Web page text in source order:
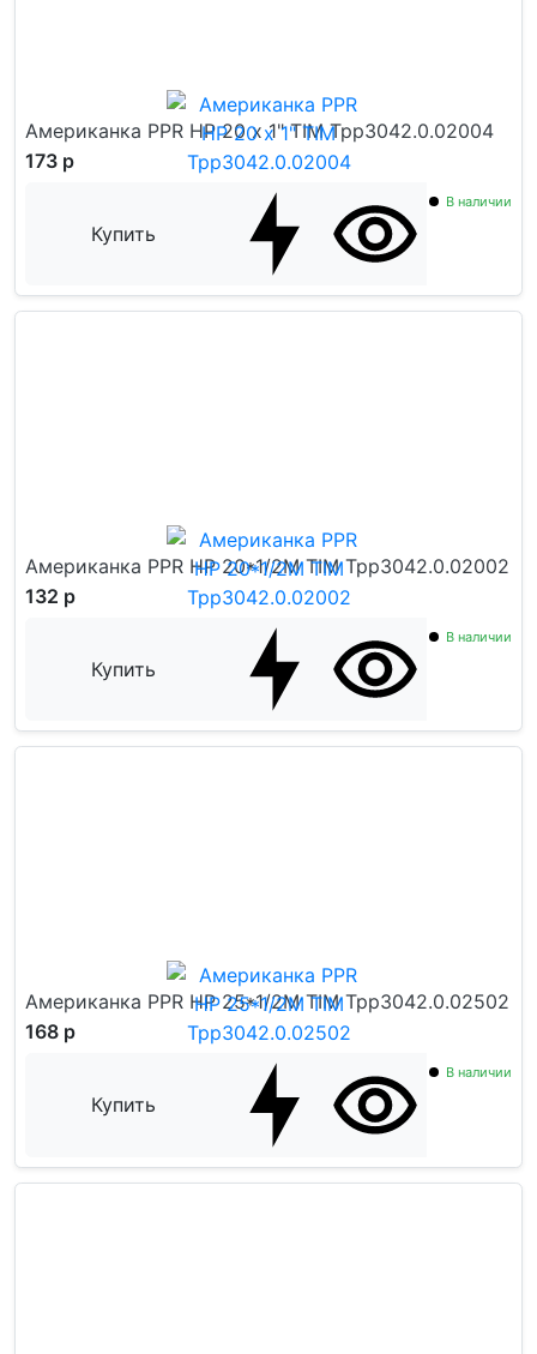
Американка PPR НР 20 x 1" TIM Tpp3042.0.02004
173 р
Купить
В наличии
Американка PPR НР 20*1/2M TIM Tpp3042.0.02002
132 р
Купить
В наличии
Американка PPR НР 25*1/2M TIM Tpp3042.0.02502
168 р
Купить
В наличии